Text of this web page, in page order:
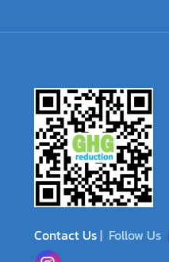
Contact Us| Follow Us